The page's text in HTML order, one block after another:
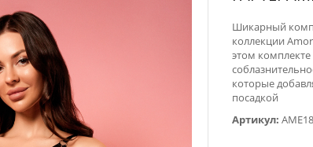
​Шикарный
коллекции
этом комплекте
которые
посадкой
Артикул: